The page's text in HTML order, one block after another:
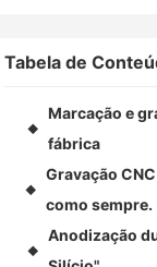
Tabela de
◆
Marcação e
fábrica
◆
Gravação
como sempre.
◆
Anodização